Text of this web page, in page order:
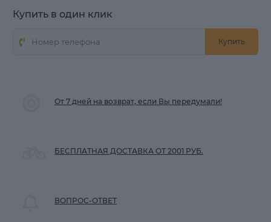
Купить в один клик
Купить
От 7 дней на возврат, если Вы передумали!
БЕСПЛАТНАЯ ДОСТАВКА ОТ 2001 РУБ.
ВОПРОС-ОТВЕТ